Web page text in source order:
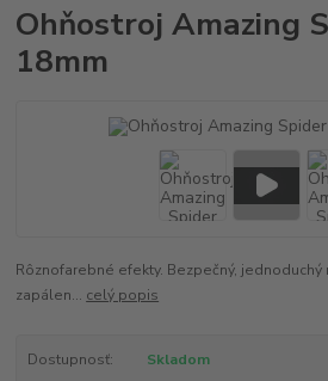
Ohňostroj Amazing
18mm
Rôznofarebné efekty. Bezpečný,
zapálen... celý popis
Dostupnosť:
Skladom